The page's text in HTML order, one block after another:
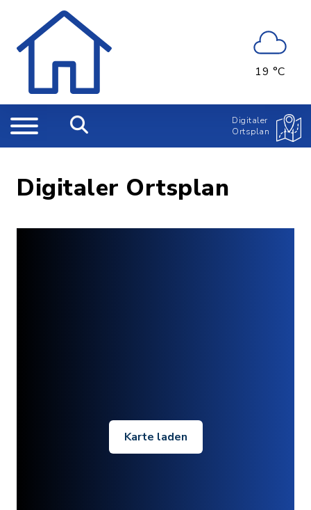
19 °C
Digitaler
Ortsplan
Digitaler Ortsplan
Karte laden